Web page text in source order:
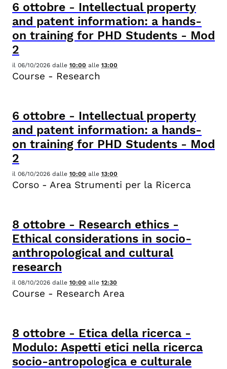
6 ottobre - Intellectual property
and patent information: a hands-
on training for PHD Students - Mod
2
il 06/10/2026 dalle 10:00 alle 13:00
Course - Research
6 ottobre - Intellectual property
and patent information: a hands-
on training for PHD Students - Mod
2
il 06/10/2026 dalle 10:00 alle 13:00
Corso - Area Strumenti per la Ricerca
8 ottobre - Research ethics -
Ethical considerations in socio-
anthropological and cultural
research
il 08/10/2026 dalle 10:00 alle 12:30
Course - Research Area
8 ottobre - Etica della ricerca -
Modulo: Aspetti etici nella ricerca
socio-antropologica e culturale